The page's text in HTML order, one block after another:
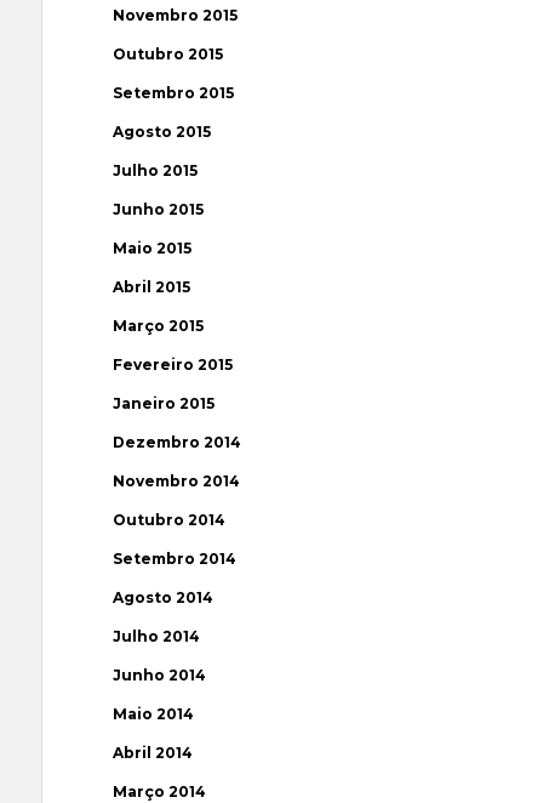
Novembro 2015
Outubro 2015
Setembro 2015
Agosto 2015
Julho 2015
Junho 2015
Maio 2015
Abril 2015
Março 2015
Fevereiro 2015
Janeiro 2015
Dezembro 2014
Novembro 2014
Outubro 2014
Setembro 2014
Agosto 2014
Julho 2014
Junho 2014
Maio 2014
Abril 2014
Março 2014